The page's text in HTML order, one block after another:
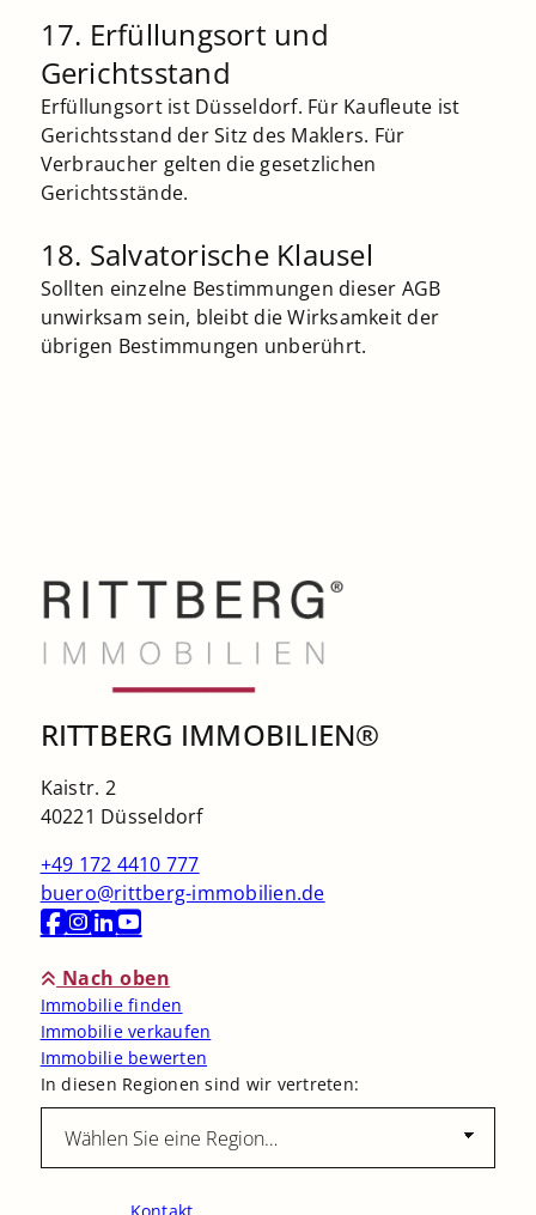
17. Erfüllungsort und
Gerichtsstand
Erfüllungsort ist Düsseldorf. Für Kaufleute ist
Gerichtsstand der Sitz des Maklers. Für
Verbraucher gelten die gesetzlichen
Gerichtsstände.
18. Salvatorische Klausel
Sollten einzelne Bestimmungen dieser AGB
unwirksam sein, bleibt die Wirksamkeit der
übrigen Bestimmungen unberührt.
RITTBERG IMMOBILIEN®
Kaistr. 2
40221 Düsseldorf
+49 172 4410 777
buero@rittberg-immobilien.de
In diesen Regionen sind wir vertreten:
Nach oben
Immobilie finden
Immobilie verkaufen
Immobilie bewerten
Kontakt